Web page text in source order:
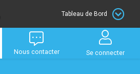
Tableau de Bord
Nous contacter Se connecter